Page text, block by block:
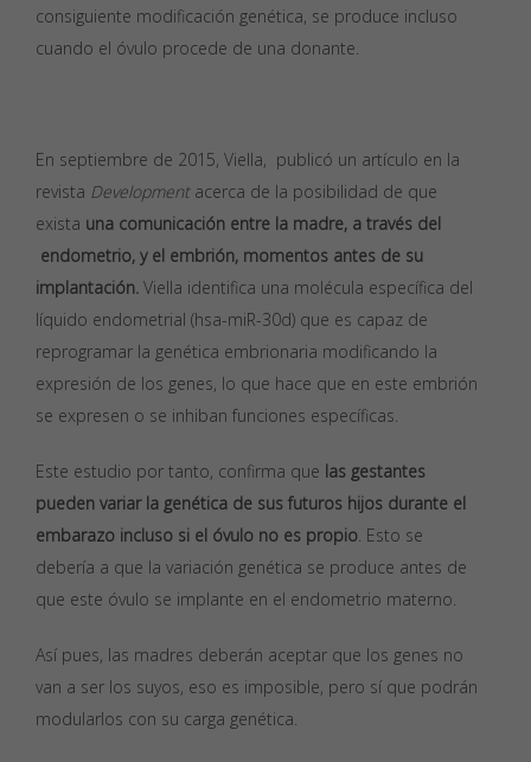
consiguiente modificación genética, se produce incluso
cuando el óvulo procede de una donante.
En septiembre de 2015, Viella, publicó un artículo en la
revista Developmentacerca de la posibilidad de que
exista una comunicación entre la madre, a través del
endometrio, y el embrión, momentos antes de su
implantación. Viella identifica una molécula específica del
líquido endometrial (hsa-miR-30d) que es capaz de
reprogramar la genética embrionaria modificando la
expresión de los genes, lo que hace que en este embrión
se expresen o se inhiban funciones específicas.
Este estudio por tanto, confirma que las gestantes
pueden variar la genética de sus futuros hijos durante el
embarazo incluso si el óvulo no es propio. Esto se
debería a que la variación genética se produce antes de
que este óvulo se implante en el endometrio materno.
Así pues, las madres deberán aceptar que los genes no
van a ser los suyos, eso es imposible, pero sí que podrán
modularlos con su carga genética.